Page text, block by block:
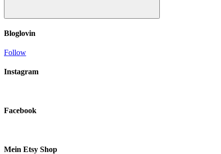
Suchen
Bloglovin
Follow
Instagram
Facebook
Mein Etsy Shop